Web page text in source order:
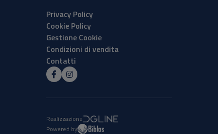
Privacy Policy
Cookie Policy
Gestione Cookie
Condizioni di vendita
Contatti
Realizzazione
Powered by